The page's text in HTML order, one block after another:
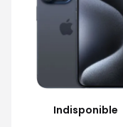
Indisponible